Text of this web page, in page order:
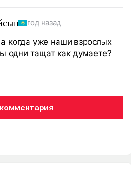
год назад
когда уже наши взрослых
одни тащат как думаете?